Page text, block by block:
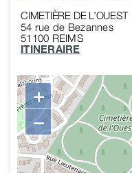
CIMETIÈRE DE L’OUEST
54 rue de Bezannes
51100 REIMS
ITINERAIRE
+
−